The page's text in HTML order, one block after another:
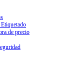
de precio